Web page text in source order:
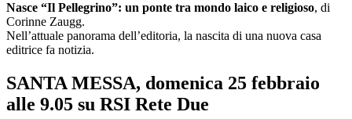
Nasce “Il Pellegrino”: un ponte tra mondo laico e religioso, di
Corinne Zaugg.
Nell’attuale panorama dell’editoria, la nascita di una nuova casa
editrice fa notizia.
SANTA MESSA, domenica 25 febbraio
alle 9.05 su RSI Rete Due